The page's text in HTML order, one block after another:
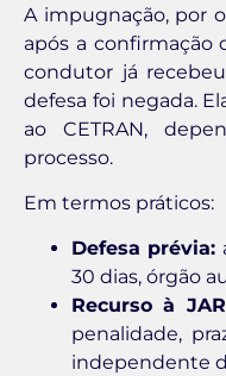
A impugnação, por
após a confirmação
condutor já
defesa foi negada.
ao CETRAN,
processo.
Em termos práticos:
Defesa prévia:
30 dias, órgão
Recurso à
penalidade,
independente